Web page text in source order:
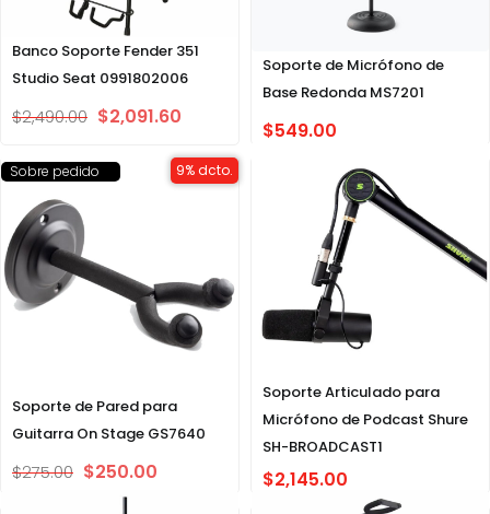
Banco Soporte Fender 351
Studio Seat 0991802006
$2,490.00 $2,091.60
Soporte de Micrófono de
Base Redonda MS7201
$549.00
Sobre pedido 9% dcto.
Soporte de Pared para
Guitarra On Stage GS7640
$275.00 $250.00
Soporte Articulado para
Micrófono de Podcast Shure
SH-BROADCAST1
$2,145.00